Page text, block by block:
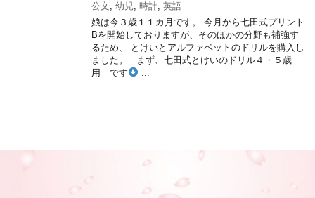
公文, 幼児, 時計, 英語
娘は今３歳１１カ月です。 今月から七田式プリント
Bを開始しておりますが、そのほかの分野も補強す
るため、 とけいとアルファベットのドリルを購入し
ました。 まず、七田式とけいのドリル４・５歳
用 です
...